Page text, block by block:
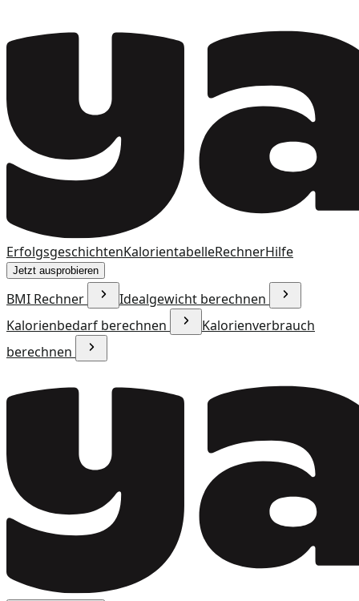
ErfolgsgeschichtenKalorientabelleRechnerHilfe
Jetzt ausprobieren
BMI Rechner
Idealgewicht berechnen
Kalorienbedarf berechnen
Kalorienverbrauch
berechnen